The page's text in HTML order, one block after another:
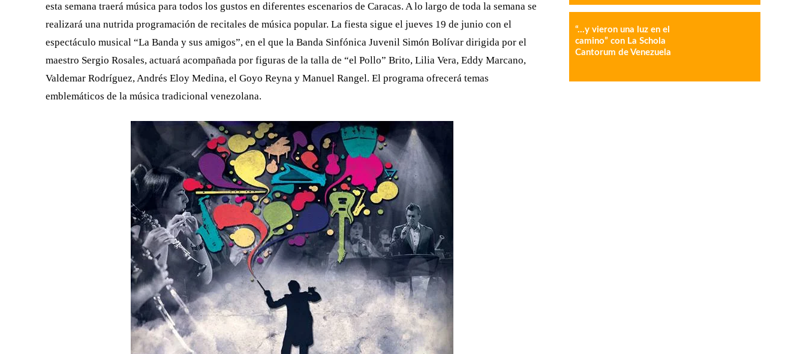
esta semana traerá música para todos los gustos en diferentes escenarios de Caracas. A lo largo de toda la semana se
realizará una nutrida programación de recitales de música popular. La fiesta sigue el jueves 19 de junio con el
espectáculo musical “La Banda y sus amigos”, en el que la Banda Sinfónica Juvenil Simón Bolívar dirigida por el
maestro Sergio Rosales, actuará acompañada por figuras de la talla de “el Pollo” Brito, Lilia Vera, Eddy Marcano,
Valdemar Rodríguez, Andrés Eloy Medina, el Goyo Reyna y Manuel Rangel. El programa ofrecerá temas
emblemáticos de la música tradicional venezolana.
“…y vieron una luz en el
camino” con La Schola
Cantorum de Venezuela